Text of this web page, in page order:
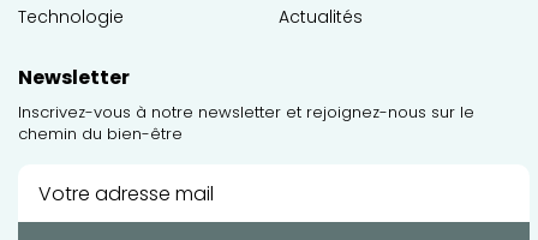
Technologie
Actualités
Newsletter
Inscrivez-vous à notre newsletter et rejoignez-nous sur le
chemin du bien-être